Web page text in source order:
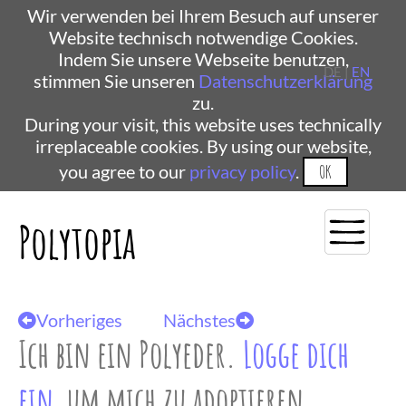
Wir verwenden bei Ihrem Besuch auf unserer
Website technisch notwendige Cookies.
Indem Sie unsere Webseite benutzen,
stimmen Sie unseren Datenschutzerklärung
zu.
During your visit, this website uses technically
irreplaceable cookies. By using our website,
you agree to our privacy policy. OK
Polytopia
DE | EN
Vorheriges Nächstes
Ich bin ein Polyeder. Logge dich